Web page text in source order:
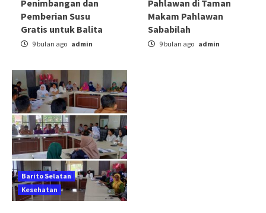
Penimbangan dan
Pemberian Susu
Gratis untuk Balita
9 bulan ago admin
Pahlawan di Taman
Makam Pahlawan
Sababilah
9 bulan ago admin
Barito Selatan
Kesehatan